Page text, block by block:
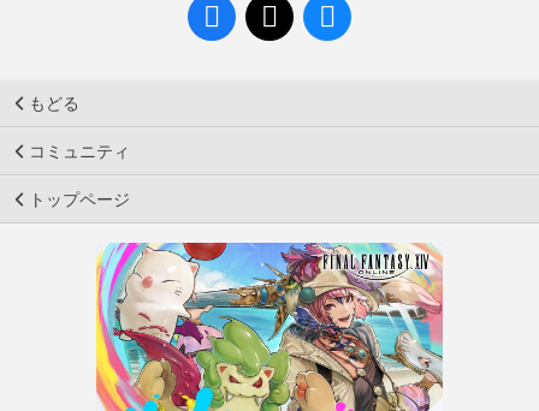
もどる
コミュニティ
トップページ